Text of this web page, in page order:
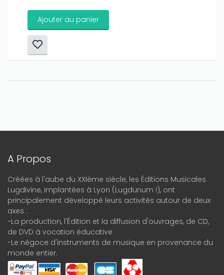
Ajouter au panier
A Propos
Créées à l'aube du XXIème siècle, les Éditions Musicales
Lugdivine, implantées à Lyon (Lugdunum !), ont
principalement développé leurs activités autour de deux
axes :
-La production, l'Édition et la diffusion d'ouvrages, de CD,
de DVD à vocation éducative
-Le négoce d'instruments de musique en provenance du
monde entier.